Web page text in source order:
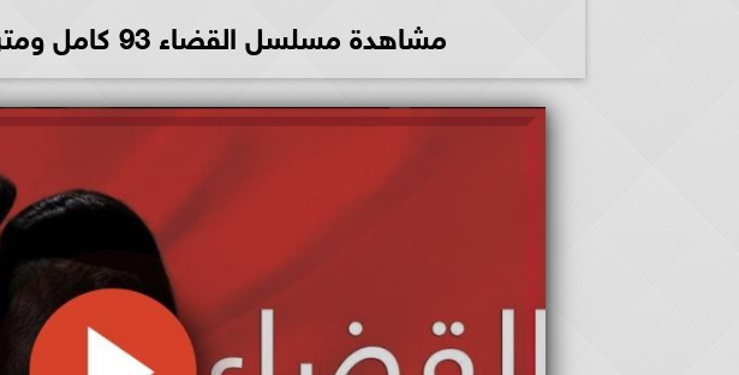
مشاهدة مسلسل القضاء 93 كامل ومترجم بث مباشر الآن